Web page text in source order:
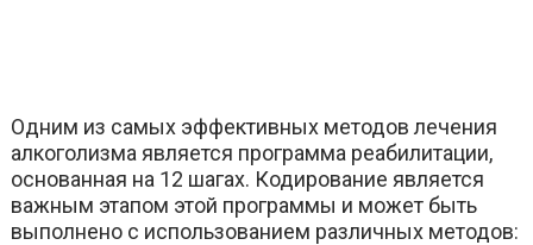
Одним из самых эффективных методов лечения
алкоголизма является программа реабилитации,
основанная на 12 шагах. Кодирование является
важным этапом этой программы и может быть
выполнено с использованием различных методов: